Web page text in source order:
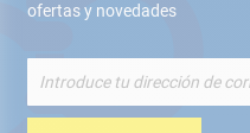
ofertas y novedades
nuestro